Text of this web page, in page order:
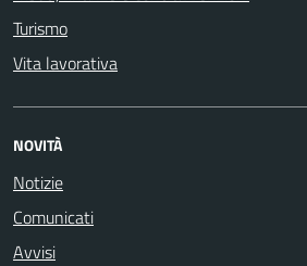
Turismo
Vita lavorativa
NOVITÀ
Notizie
Comunicati
Avvisi